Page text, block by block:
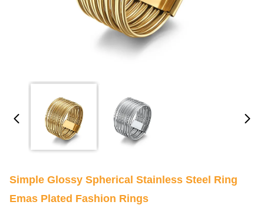
Simple Glossy Spherical Stainless Steel Ring
Emas Plated Fashion Rings